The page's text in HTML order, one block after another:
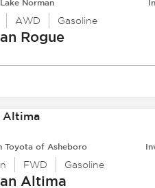
Norman
AWD Gasoline
Rogue
Toyota of Asheboro
FWD Gasoline
Altima